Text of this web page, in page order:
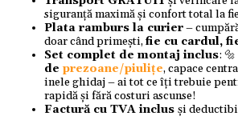
siguranță maximă și confort total la
Plata ramburs la curier–
doar când primești,fie cu cardul,
Set complet de montaj inclus: 🔩
de prezoane/piulițe, capace
inele ghidaj – ai tot ce îți trebuie
rapidă și fără costuri ascunse!
Factură cu TVA inclus și